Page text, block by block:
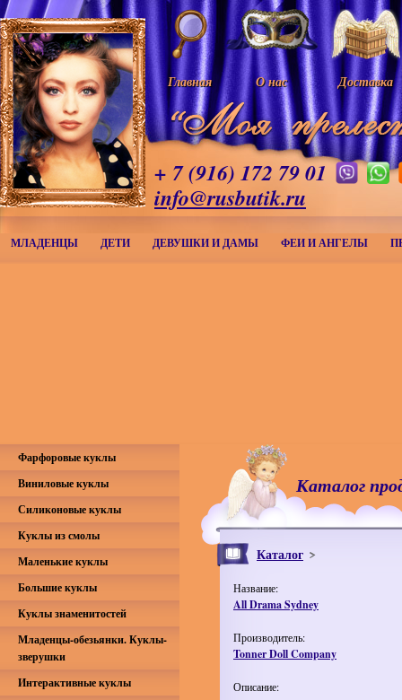
Главная О нас Доставка
+ 7 (916) 172 79 01
info@rusbutik.ru
МЛАДЕНЦЫ ДЕТИ ДЕВУШКИ И ДАМЫ ФЕИ И АНГЕЛЫ
Каталог
Каталог
Название:
All Drama Sydney
Производитель:
Tonner Doll Company
Описание:
Фарфоровые куклы
Виниловые куклы
Силиконовые куклы
Куклы из смолы
Маленькие куклы
Большие куклы
Куклы знаменитостей
Младенцы-обезьянки. Куклы-
зверушки
Интерактивные куклы